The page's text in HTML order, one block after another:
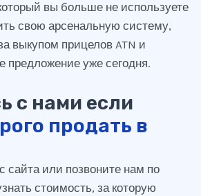
вы больше не используете
свою арсенальную систему,
выкупом прицелов ATN и
предложение уже сегодня.
с нами если
продать в
сайта или позвоните нам по
стоимость, за которую